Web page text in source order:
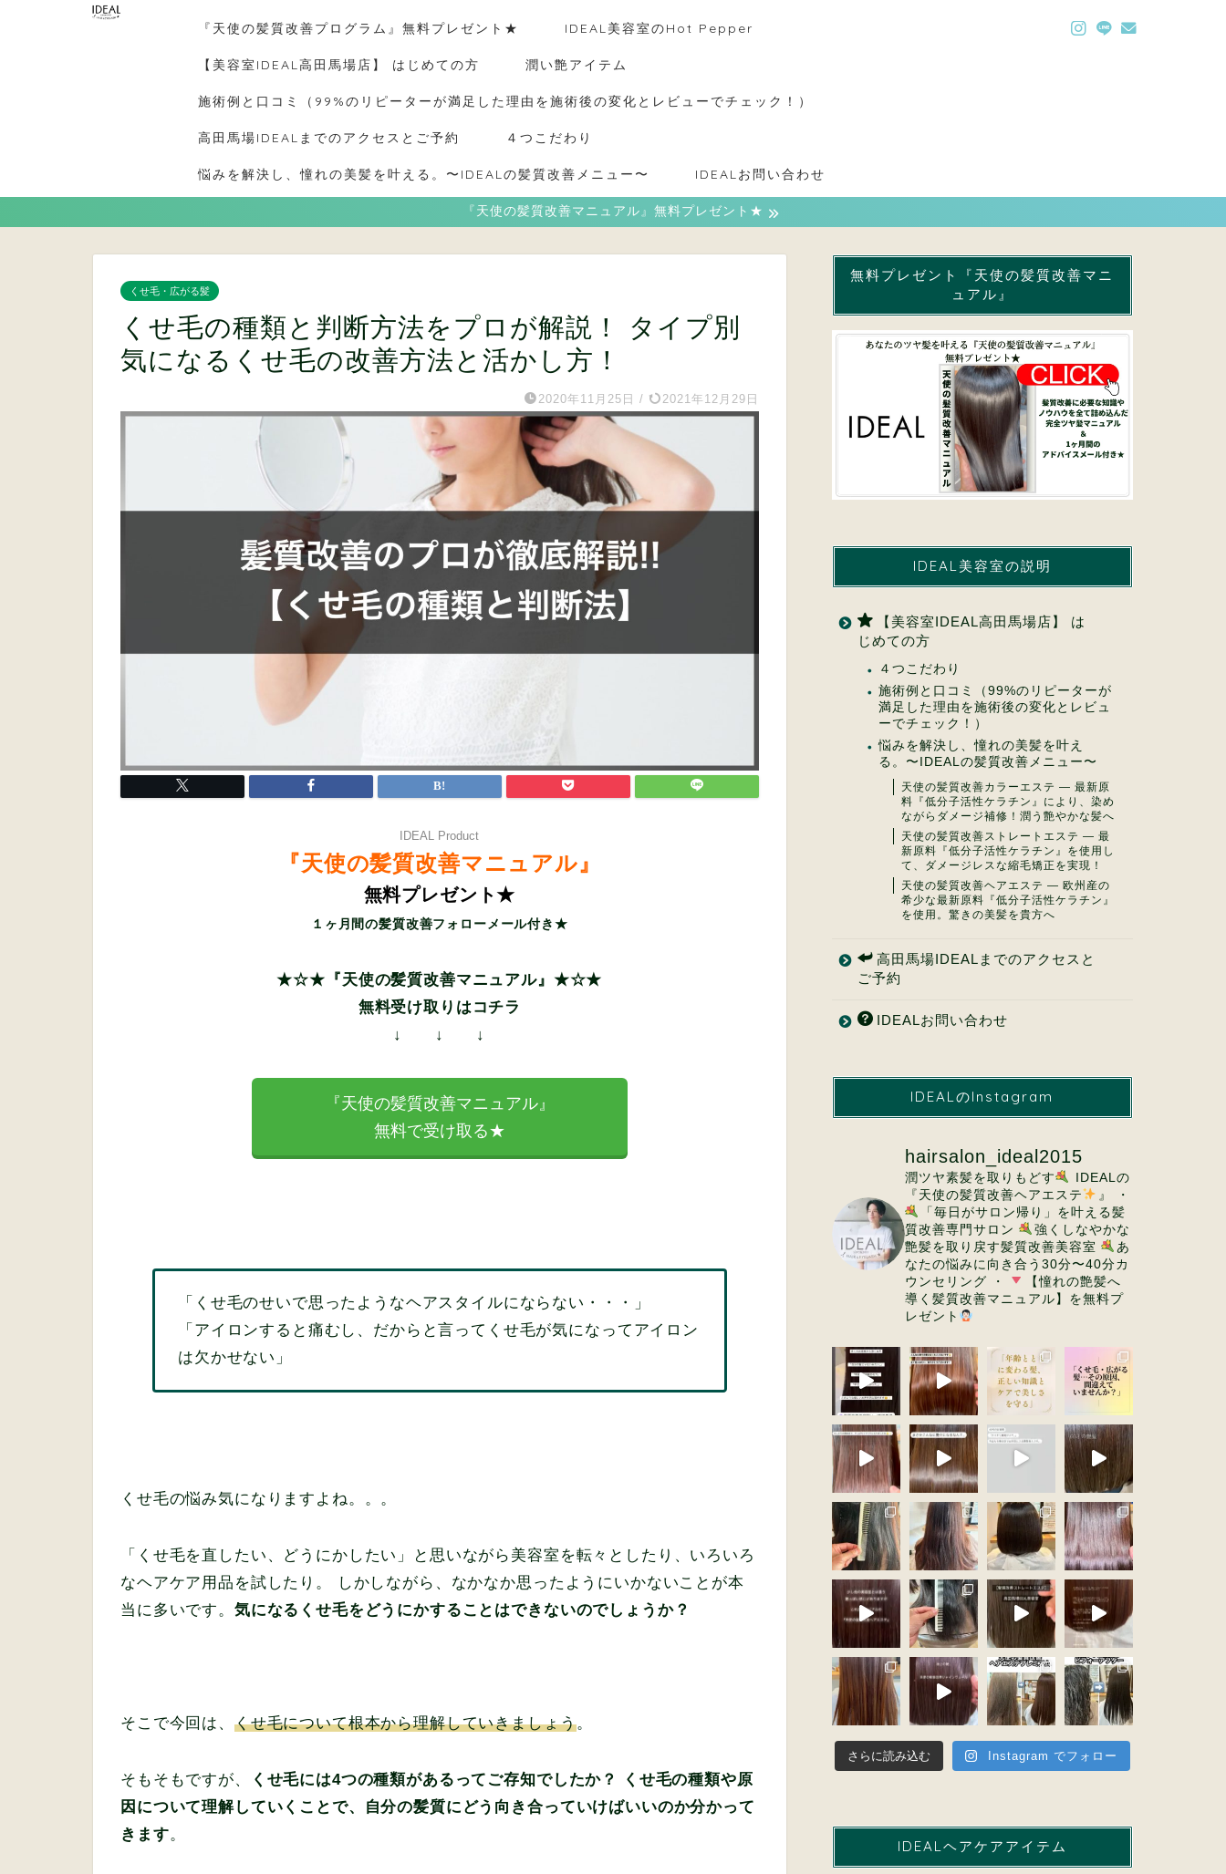
『天使の髪質改善プログラム』無料プレゼント★ IDEAL美容室のHot Pepper
【美容室IDEAL高田馬場店】 はじめての方 潤い艶アイテム
施術例と口コミ（99%のリピーターが満足した理由を施術後の変化とレビューでチェック！）
高田馬場IDEALまでのアクセスとご予約 ４つこだわり
悩みを解決し、憧れの美髪を叶える。〜IDEALの髪質改善メニュー〜 IDEALお問い合わせ
『天使の髪質改善マニュアル』無料プレゼント★
くせ毛・広がる髪
くせ毛の種類と判断方法をプロが解説！ タイプ別
気になるくせ毛の改善方法と活かし方！
2020年11月25日 / 2021年12月29日
IDEAL Product
『天使の髪質改善マニュアル』
無料プレゼント★
１ヶ月間の髪質改善フォローメール付き★
★☆★『天使の髪質改善マニュアル』★☆★
無料受け取りはコチラ
↓ ↓ ↓
『天使の髪質改善マニュアル』
無料で受け取る★
「くせ毛のせいで思ったようなヘアスタイルにならない・・・」
「アイロンすると痛むし、だからと言ってくせ毛が気になってアイロン
は欠かせない」
くせ毛の悩み気になりますよね。。。
「くせ毛を直したい、どうにかしたい」と思いながら美容室を転々としたり、いろいろ
なヘアケア用品を試したり。 しかしながら、なかなか思ったようにいかないことが本
当に多いです。 気になるくせ毛をどうにかすることはできないのでしょうか？
そこで今回は、 くせ毛について根本から理解していきましょう。
そもそもですが、
くせ毛には4つの種類があるってご存知でしたか？ くせ毛の種類や原
因について理解していくことで、自分の髪質にどう向き合っていけばいいのか分かって
きます。
無料プレゼント『天使の髪質改善マニ
ュアル』
IDEAL美容室の説明
【美容室IDEAL高田馬場店】 は
じめての方
４つこだわり
施術例と口コミ（99%のリピーターが
満足した理由を施術後の変化とレビュ
ーでチェック！）
悩みを解決し、憧れの美髪を叶え
る。〜IDEALの髪質改善メニュー〜
天使の髪質改善カラーエステ ― 最新原
料『低分子活性ケラチン』により、染め
ながらダメージ補修！潤う艶やかな髪へ
天使の髪質改善ストレートエステ ― 最
新原料『低分子活性ケラチン』を使用し
て、ダメージレスな縮毛矯正を実現！
天使の髪質改善ヘアエステ ― 欧州産の
希少な最新原料『低分子活性ケラチン』
を使用。驚きの美髪を貴方へ
高田馬場IDEALまでのアクセスと
ご予約
IDEALお問い合わせ
IDEALのInstagram
hairsalon_ideal2015
潤ツヤ素髪を取りもどす
IDEALの
『天使の髪質改善ヘアエステ
』
・
「毎日がサロン帰り」を叶える髪
質改善専門サロン
強くしなやかな
艶髪を取り戻す髪質改善美容室
あ
なたの悩みに向き合う30分〜40分カ
ウンセリング ・
【憧れの艶髪へ
導く髪質改善マニュアル】を無料プ
レゼント
さらに読み込む Instagram でフォロー
IDEALヘアケアアイテム